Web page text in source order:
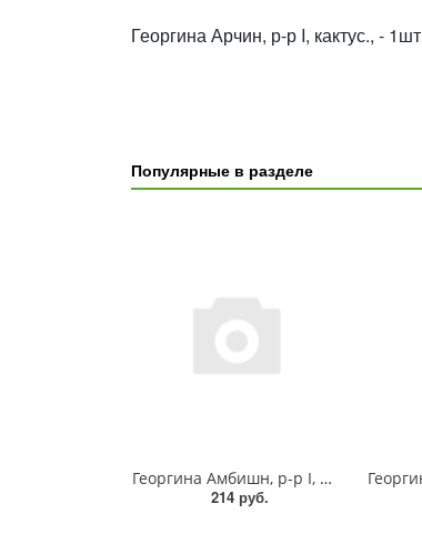
Георгина Арчин, р-р I, кактус., - 1шт
Популярные в разделе
Георгина Амбишн, р-р I, кактус., - 1шт
214 руб.